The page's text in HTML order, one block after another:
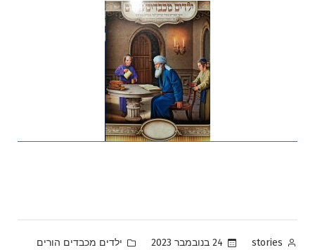
Posted
stories 24 בנובמבר 2023
Posted
ילדים מכבדים הורים